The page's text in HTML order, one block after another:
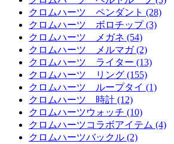
クロムハーツ ペンダント (28)
クロムハーツ ボロチップ (3)
クロムハーツ メガネ (54)
クロムハーツ メルマガ (2)
クロムハーツ ライター (13)
クロムハーツ リング (155)
クロムハーツ ループタイ (1)
クロムハーツ 時計 (12)
クロムハーツウォッチ (10)
クロムハーツコラボアイテム (4)
クロムハーツバックル (2)